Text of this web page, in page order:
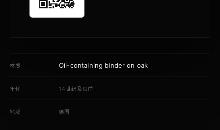
材质 Oil-containing binder on oak
年代 14世纪及以前
地域 德国